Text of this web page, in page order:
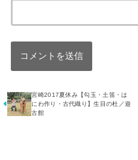
宮崎2017夏休み【勾玉・土笛・は
にわ作り・古代織り】生目の杜／遊
古館